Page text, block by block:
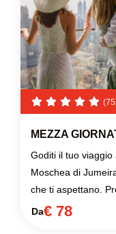
MEZZA
Goditi il tuo
Moschea di
che ti aspettano.
Da€ 78